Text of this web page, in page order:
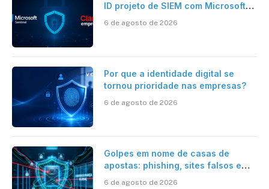
ID projeto de SIEM com Microsoft
automatizada
6 de agosto de 2026
Por que a identidade digital se
tornou prioridade nas empresas?
6 de agosto de 2026
Golpes em nome de casas de
apostas: phishing, sites falsos e
6 de agosto de 2026